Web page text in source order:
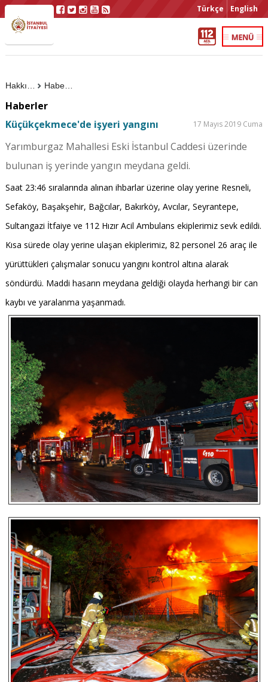
Türkçe English
Haberler
Haberler
Küçükçekmece'de işyeri yangını
17 Mayıs 2019 Cuma
Yarımburgaz Mahallesi Eski İstanbul Caddesi üzerinde
bulunan iş yerinde yangın meydana geldi.
Saat 23:46 sıralarında alınan ihbarlar üzerine olay yerine Resneli,
Sefaköy, Başakşehir, Bağcılar, Bakırköy, Avcılar, Seyrantepe,
Sultangazi İtfaiye ve 112 Hızır Acil Ambulans ekiplerimiz sevk edildi.
Kısa sürede olay yerine ulaşan ekiplerimiz, 82 personel 26 araç ile
yürüttükleri çalışmalar sonucu yangını kontrol altına alarak
söndürdü. Maddi hasarın meydana geldiği olayda herhangi bir can
kaybı ve yaralanma yaşanmadı.